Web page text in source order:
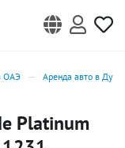
ОАЭ Аренда авто в
Platinum